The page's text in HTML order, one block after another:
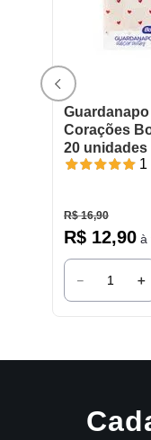
Corações
20 unidades
1
R$ 16,90
R$ 12,90à
＋
－